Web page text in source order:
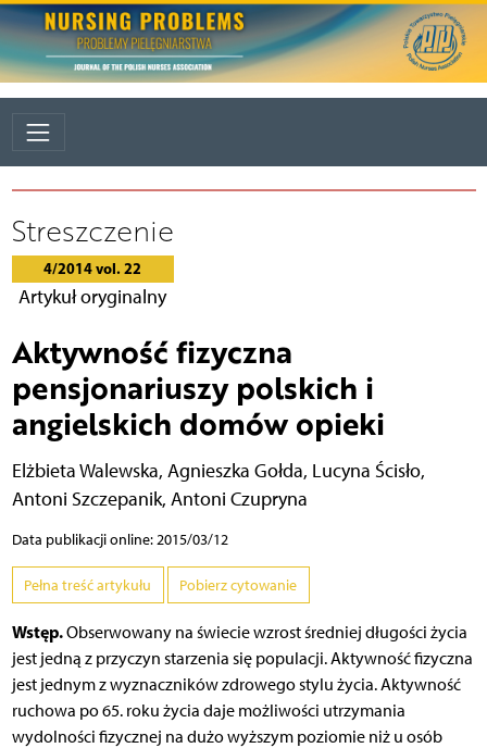
Streszczenie
4/2014 vol. 22
Artykuł oryginalny
Aktywność fizyczna
pensjonariuszy polskich i
angielskich domów opieki
Elżbieta Walewska, Agnieszka Gołda, Lucyna Ścisło,
Antoni Szczepanik, Antoni Czupryna
Data publikacji online: 2015/03/12
Pełna treść artykułu Pobierz cytowanie
Wstęp.Obserwowany na świecie wzrost średniej długości życia
jest jedną z przyczyn starzenia się populacji. Aktywność fizyczna
jest jednym z wyznaczników zdrowego stylu życia. Aktywność
ruchowa po 65. roku życia daje możliwości utrzymania
wydolności fizycznej na dużo wyższym poziomie niż u osób